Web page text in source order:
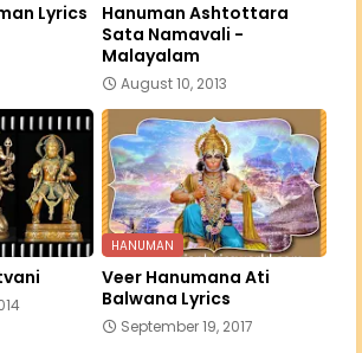
Lyrics
Hanuman Ashtottara
Sata Namavali -
Malayalam
August 10, 2013
HANUMAN
Veer Hanumana Ati
Balwana Lyrics
September 19, 2017